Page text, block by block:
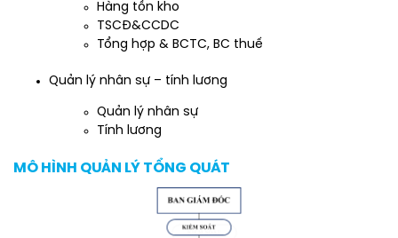
Hàng tồn kho
TSCĐ&CCDC
Tổng hợp & BCTC, BC thuế
Quản lý nhân sự – tính lương
Quản lý nhân sự
Tính lương
MÔ HÌNH QUẢN LÝ TỔNG QUÁT